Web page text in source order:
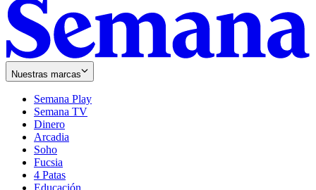
Nuestras marcas
Semana Play
Semana TV
Dinero
Arcadia
Soho
in
new
window
Fucsia
in
new
4 Patas
Educación